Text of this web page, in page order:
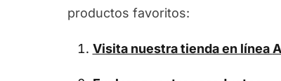
productos favoritos:
Visita nuestra tienda en línea